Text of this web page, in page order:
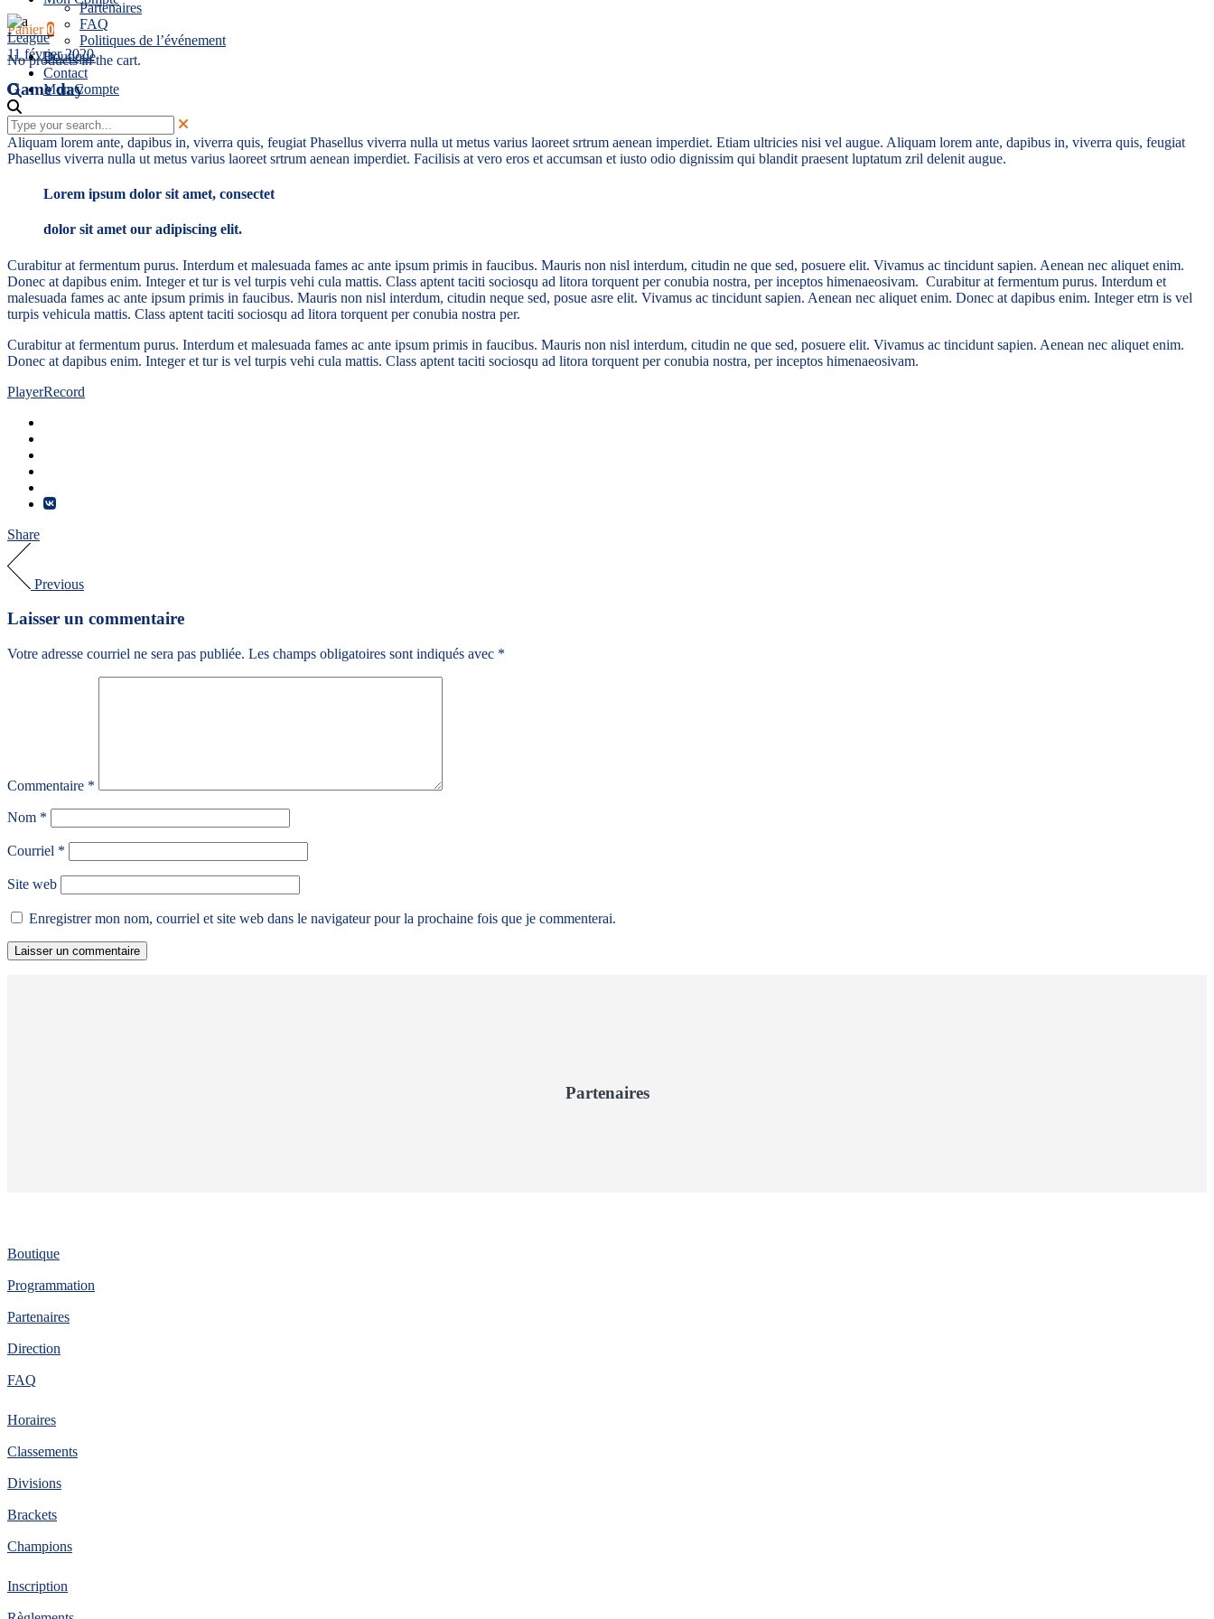
Panier 0
No products in the cart.
Partenaires
FAQ
Politiques de l’événement
Boutique
Contact
Mon Compte
League
11 février 2020
Game day
Aliquam lorem ante, dapibus in, viverra quis, feugiat Phasellus viverra nulla ut metus varius laoreet srtrum aenean imperdiet. Etiam ultricies nisi vel augue. Aliquam lorem ante, dapibus in, viverra quis, feugiat
Phasellus viverra nulla ut metus varius laoreet srtrum aenean imperdiet. Facilisis at vero eros et accumsan et iusto odio dignissim qui blandit praesent luptatum zril delenit augue.
Lorem ipsum dolor sit amet, consectet
dolor sit amet our adipiscing elit.
Curabitur at fermentum purus. Interdum et malesuada fames ac ante ipsum primis in faucibus. Mauris non nisl interdum, citudin ne que sed, posuere elit. Vivamus ac tincidunt sapien. Aenean nec aliquet enim.
Donec at dapibus enim. Integer et tur is vel turpis vehi cula mattis. Class aptent taciti sociosqu ad litora torquent per conubia nostra, per inceptos himenaeosivam. Curabitur at fermentum purus. Interdum et
malesuada fames ac ante ipsum primis in faucibus. Mauris non nisl interdum, citudin neque sed, posue asre elit. Vivamus ac tincidunt sapien. Aenean nec aliquet enim. Donec at dapibus enim. Integer etrn is vel
turpis vehicula mattis. Class aptent taciti sociosqu ad litora torquent per conubia nostra per.
Curabitur at fermentum purus. Interdum et malesuada fames ac ante ipsum primis in faucibus. Mauris non nisl interdum, citudin ne que sed, posuere elit. Vivamus ac tincidunt sapien. Aenean nec aliquet enim.
Donec at dapibus enim. Integer et tur is vel turpis vehi cula mattis. Class aptent taciti sociosqu ad litora torquent per conubia nostra, per inceptos himenaeosivam.
PlayerRecord
Share
Previous
Laisser un commentaire
Votre adresse courriel ne sera pas publiée. Les champs obligatoires sont indiqués avec *
Commentaire *
Nom *
Courriel *
Site web
Enregistrer mon nom, courriel et site web dans le navigateur pour la prochaine fois que je commenterai.
Partenaires
Boutique
Programmation
Partenaires
Direction
FAQ
Horaires
Classements
Divisions
Brackets
Champions
Inscription